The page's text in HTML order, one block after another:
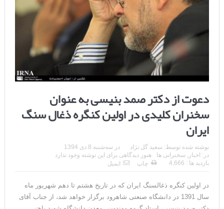
دعوت از دکتر صمد بنیسی به عنوان
سخنران کلیدی در اولین کنگره ذغال سنگ
ایران
نوشته شده توسط: سعید گل نژاد در سه‌شنبه 8 دی 1394
در: اخبار , سخنرانی ها
هنوز دیدگاهی برای این نوشته وجود ندارد
بازدید ها : 4,666
چاپ ایمیل
در اولین کنگره ذغال­سنگ ایران که در تاریخ هشتم تا دهم شهریور ماه
سال 1391 در دانشگاه صنعتی شاهرود برگزار خواهد شد، از جناب آقای